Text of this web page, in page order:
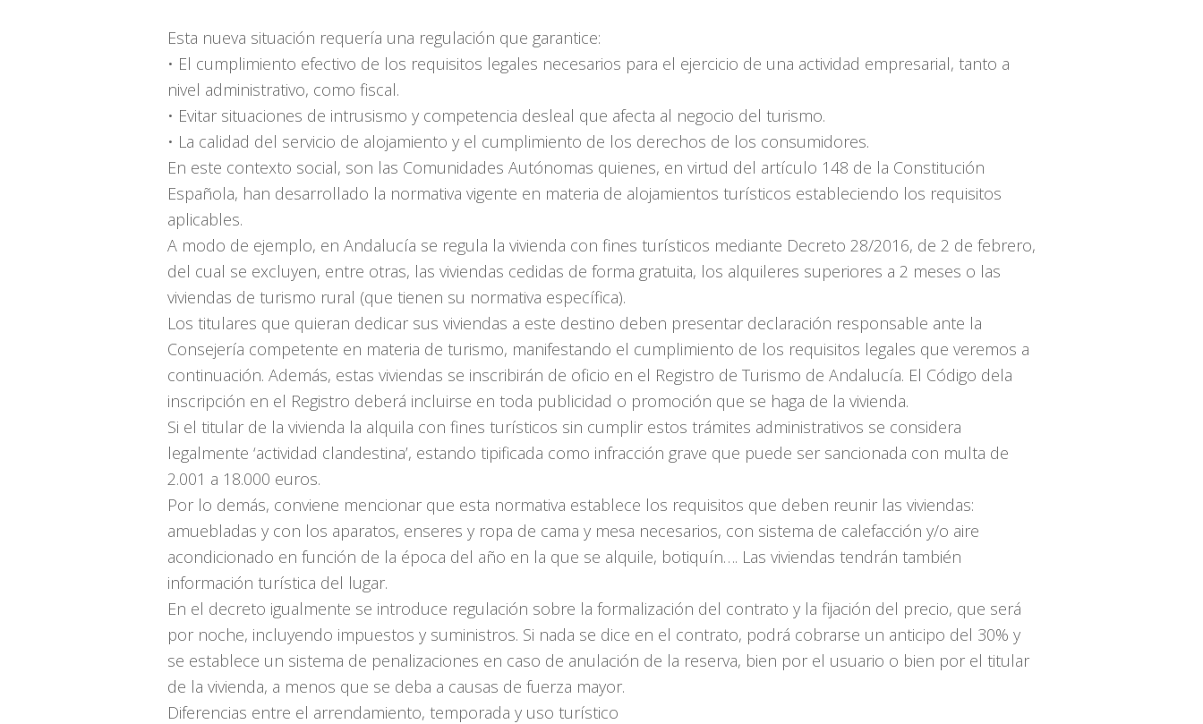
Esta nueva situación requería una regulación que garantice:
• El cumplimiento efectivo de los requisitos legales necesarios para el ejercicio de una actividad empresarial, tanto a
nivel administrativo, como fiscal.
• Evitar situaciones de intrusismo y competencia desleal que afecta al negocio del turismo.
• La calidad del servicio de alojamiento y el cumplimiento de los derechos de los consumidores.
En este contexto social, son las Comunidades Autónomas quienes, en virtud del artículo 148 de la Constitución
Española, han desarrollado la normativa vigente en materia de alojamientos turísticos estableciendo los requisitos
aplicables.
A modo de ejemplo, en Andalucía se regula la vivienda con fines turísticos mediante Decreto 28/2016, de 2 de febrero,
del cual se excluyen, entre otras, las viviendas cedidas de forma gratuita, los alquileres superiores a 2 meses o las
viviendas de turismo rural (que tienen su normativa específica).
Los titulares que quieran dedicar sus viviendas a este destino deben presentar declaración responsable ante la
Consejería competente en materia de turismo, manifestando el cumplimiento de los requisitos legales que veremos a
continuación. Además, estas viviendas se inscribirán de oficio en el Registro de Turismo de Andalucía. El Código dela
inscripción en el Registro deberá incluirse en toda publicidad o promoción que se haga de la vivienda.
Si el titular de la vivienda la alquila con fines turísticos sin cumplir estos trámites administrativos se considera
legalmente ‘actividad clandestina’, estando tipificada como infracción grave que puede ser sancionada con multa de
2.001 a 18.000 euros.
Por lo demás, conviene mencionar que esta normativa establece los requisitos que deben reunir las viviendas:
amuebladas y con los aparatos, enseres y ropa de cama y mesa necesarios, con sistema de calefacción y/o aire
acondicionado en función de la época del año en la que se alquile, botiquín…. Las viviendas tendrán también
información turística del lugar.
En el decreto igualmente se introduce regulación sobre la formalización del contrato y la fijación del precio, que será
por noche, incluyendo impuestos y suministros. Si nada se dice en el contrato, podrá cobrarse un anticipo del 30% y
se establece un sistema de penalizaciones en caso de anulación de la reserva, bien por el usuario o bien por el titular
de la vivienda, a menos que se deba a causas de fuerza mayor.
Diferencias entre el arrendamiento, temporada y uso turístico